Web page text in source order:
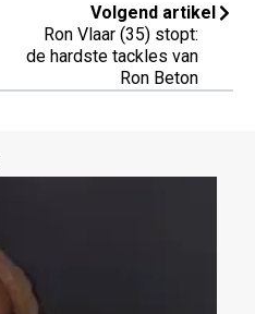
Volgend artikel
Ron Vlaar (35) stopt:
de hardste tackles van
Ron Beton